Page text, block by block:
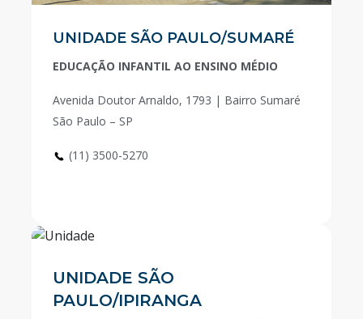
UNIDADE SÃO PAULO/SUMARÉ
EDUCAÇÃO INFANTIL AO ENSINO MÉDIO
Avenida Doutor Arnaldo, 1793 | Bairro Sumaré
São Paulo – SP
(11) 3500-5270
UNIDADE SÃO
PAULO/IPIRANGA